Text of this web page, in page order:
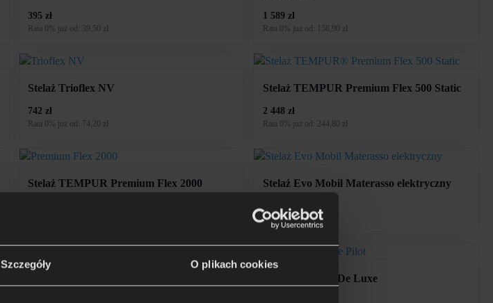
Szczegóły O plikach cookies
395 zł
Rata 0% już od: 39,50 zł
1 589 zł
Rata 0% już od: 158,90 zł
Stelaż Trioflex NV
742 zł
Rata 0% już od: 74,20 zł
Stelaż TEMPUR Premium Flex 500 Static
2 448 zł
Rata 0% już od: 244,80 zł
Stelaż TEMPUR Premium Flex 2000 Stelaż Evo Mobil Materasso elektryczny
3 010 zł
Rata 0% już od: 301 zł
Stelaż Samuraj De Luxe